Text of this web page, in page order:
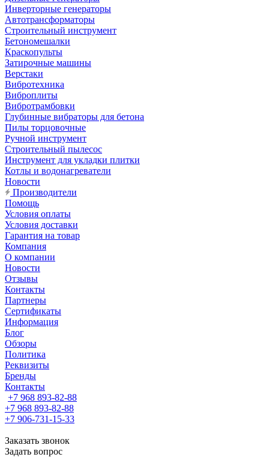
Инверторные генераторы
Автотрансформаторы
Строительный инструмент
Бетономешалки
Краскопульты
Затирочные машины
Верстаки
Вибротехника
Виброплиты
Вибротрамбовки
Глубинные вибраторы для бетона
Пилы торцовочные
Ручной инструмент
Строительный пылесос
Инструмент для укладки плитки
Котлы и водонагреватели
Новости
Производители
Помощь
Условия оплаты
Условия доставки
Гарантия на товар
Компания
О компании
Новости
Отзывы
Контакты
Партнеры
Сертификаты
Информация
Блог
Обзоры
Политика
Реквизиты
Бренды
Контакты
+7 968 893-82-88
+7 968 893-82-88
+7 906-731-15-33
Заказать звонок
Задать вопрос